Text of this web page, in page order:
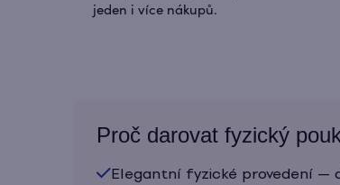
jeden i více nákupů.
Proč darovat fyzický
Elegantní fyzické provedení —